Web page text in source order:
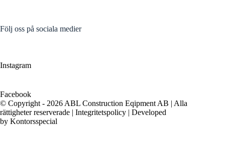
Följ oss på sociala medier
Instagram
Facebook
© Copyright - 2026 ABL Construction Eqipment AB | Alla
rättigheter reserverade | Integritetspolicy | Developed
by Kontorsspecial